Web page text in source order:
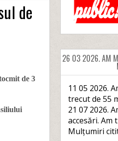
de
de 3
26 03 2026. AM
11 05 2026.
trecut de 55
21 07 2026.
accesări. Am
Mulțumiri